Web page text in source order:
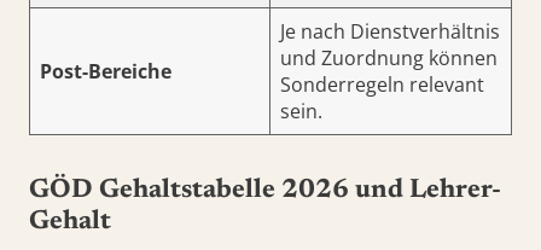
Post-Bereiche
Je nach Dienstverhältnis
und Zuordnung können
Sonderregeln relevant
sein.
GÖD Gehaltstabelle 2026 und Lehrer-
Gehalt